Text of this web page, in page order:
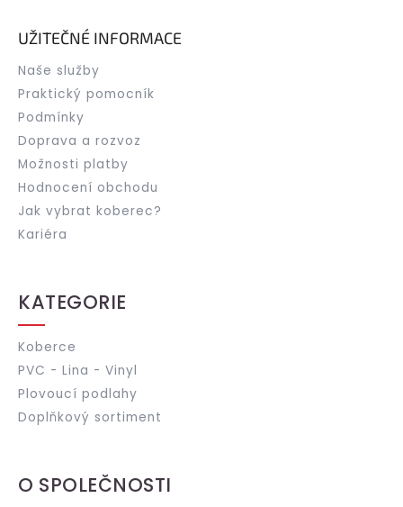
UŽITEČNÉ INFORMACE
Naše služby
Praktický pomocník
Podmínky
Doprava a rozvoz
Možnosti platby
Hodnocení obchodu
Jak vybrat koberec?
Kariéra
KATEGORIE
Koberce
PVC - Lina - Vinyl
Plovoucí podlahy
Doplňkový sortiment
O SPOLEČNOSTI